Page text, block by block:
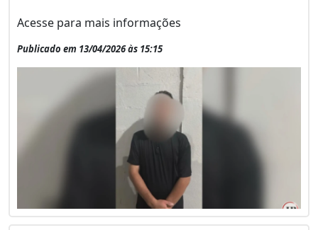
Acesse para mais informações
Publicado em 13/04/2026 às 15:15